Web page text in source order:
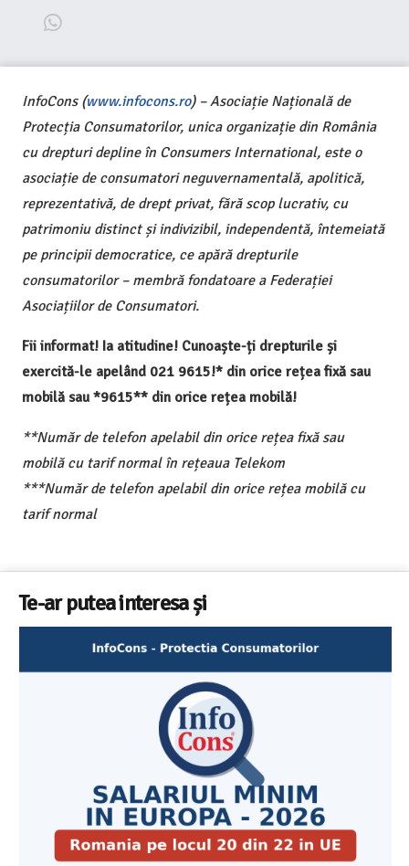
InfoCons (www.infocons.ro) – Asociație Națională de
Protecția Consumatorilor, unica organizație din România
cu drepturi depline în Consumers International, este o
asociație de consumatori neguvernamentală, apolitică,
reprezentativă, de drept privat, fără scop lucrativ, cu
patrimoniu distinct și indivizibil, independentă, întemeiată
pe principii democratice, ce apără drepturile
consumatorilor – membră fondatoare a Federației
Asociațiilor de Consumatori.
Fii informat! Ia atitudine! Cunoaște-ți drepturile și
exercită-le apelând 021 9615!* din orice rețea fixă sau
mobilă sau *9615** din orice rețea mobilă!
**Număr de telefon apelabil din orice rețea fixă sau
mobilă cu tarif normal în rețeaua Telekom
***Număr de telefon apelabil din orice rețea mobilă cu
tarif normal
Te-ar putea interesa și
Cele mai bune masini de spalat vase independente cu
Aplicatia InfoCons